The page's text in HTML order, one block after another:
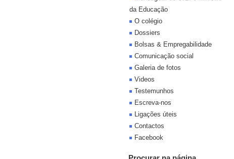
da Educação
O colégio
Dossiers
Bolsas & Empregabilidade
Comunicação social
Galeria de fotos
Videos
Testemunhos
Escreva-nos
Ligações úteis
Contactos
Facebook